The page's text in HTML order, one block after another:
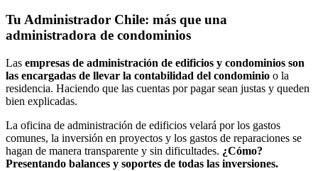
Tu Administrador Chile: más que una
administradora de condominios
Las empresas de administración de edificios y condominios son
las encargadas de llevar la contabilidad del condominio o la
residencia. Haciendo que las cuentas por pagar sean justas y queden
bien explicadas.
La oficina de administración de edificios velará por los gastos
comunes, la inversión en proyectos y los gastos de reparaciones se
hagan de manera transparente y sin dificultades. ¿Cómo?
Presentando balances y soportes de todas las inversiones.